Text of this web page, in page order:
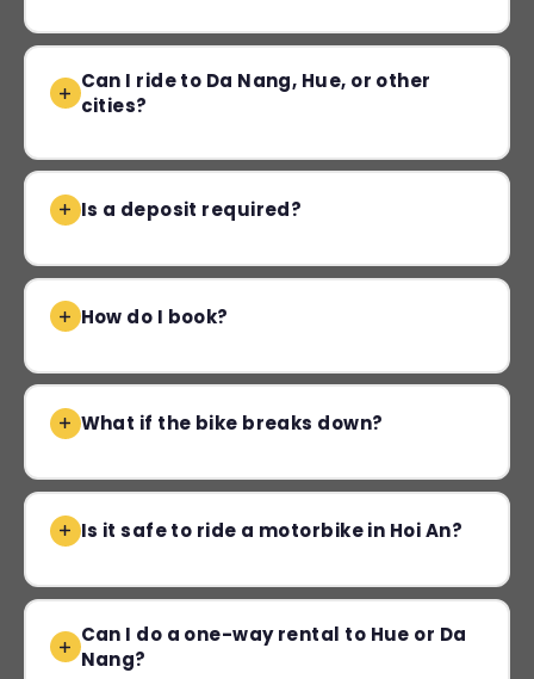
Can I ride to Da Nang, Hue, or other
cities?
Is a deposit required?
How do I book?
What if the bike breaks down?
Is it safe to ride a motorbike in Hoi An?
Can I do a one-way rental to Hue or Da
Nang?